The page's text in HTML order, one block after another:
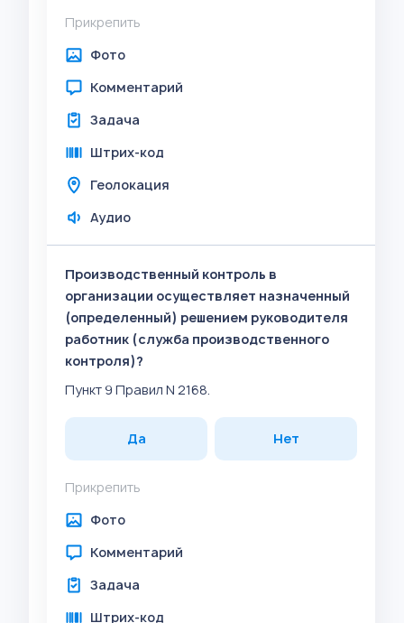
Прикрепить
Фото
Комментарий
Задача
Штрих-код
Геолокация
Аудио
Производственный контроль в
организации осуществляет назначенный
(определенный) решением руководителя
работник (служба производственного
контроля)?
Пункт 9 Правил N 2168.
Да Нет
Прикрепить
Фото
Комментарий
Задача
Штрих-код